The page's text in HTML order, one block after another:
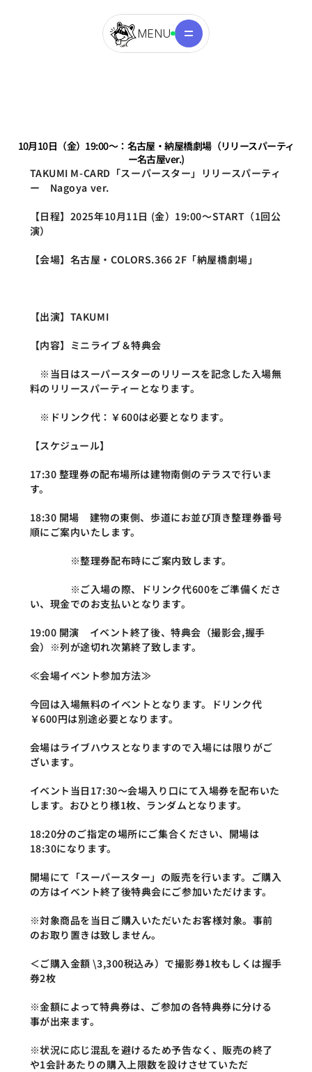
MENU
10月10日（金）19:00～：名古屋・納屋橋劇場（リリースパーティ
ー名古屋ver.)
TAKUMI M-CARD「スーパースター」リリースパーティ
ー　Nagoya ver.
【日程】2025年10月11日 (金）19:00～START（1回公
演）
【会場】名古屋・COLORS.366 2F「納屋橋劇場」
【出演】TAKUMI
【内容】ミニライブ＆特典会
※当日はスーパースターのリリースを記念した入場無
料のリリースパーティーとなります。
※ドリンク代：￥600は必要となります。
【スケジュール】
17:30 整理券の配布場所は建物南側のテラスで行いま
す。
18:30 開場　建物の東側、歩道にお並び頂き整理券番号
順にご案内いたします。
※整理券配布時にご案内致します。
※ご入場の際、ドリンク代600をご準備くださ
い、現金でのお支払いとなります。
19:00 開演　イベント終了後、特典会（撮影会,握手
会）※列が途切れ次第終了致します。
≪会場イベント参加方法≫
今回は入場無料のイベントとなります。ドリンク代
￥600円は別途必要となります。
会場はライブハウスとなりますので入場には限りがご
ざいます。
イベント当日17:30～会場入り口にて入場券を配布いた
します。おひとり様1枚、ランダムとなります。
18:20分のご指定の場所にご集合ください、開場は
18:30になります。
開場にて「スーパースター」の販売を行います。ご購入
の方はイベント終了後特典会にご参加いただけます。
※対象商品を当日ご購入いただいたお客様対象。事前
のお取り置きは致しません。
＜ご購入金額 \3,300税込み）で撮影券1枚もしくは握手
券2枚
※金額によって特典券は、ご参加の各特典券に分ける
事が出来ます。
※状況に応じ混乱を避けるため予告なく、販売の終了
や1会計あたりの購入上限数を設けさせていただ